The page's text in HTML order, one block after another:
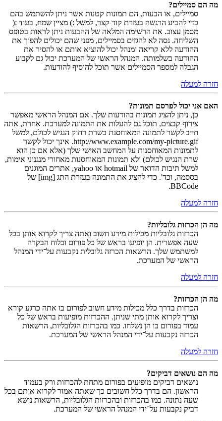
מה הם סמיילים?
סמיילים, או הבעות, הם תמונות קטנות אשר ניתן להשתמש בהם
כדי להביע הרגשה בעזרת קוד קצר, למשל :) מציין שמח, בעוד :(
מסמן עצוב. את הרשימה המלאה של ההבעות ניתן לראות בטופס
השליחה. נסה לא להגזים בסמיילים, מפני שהם יכולים להפוך את
ההודעה ללא קריאה ומנהל יכול להוציא אותם או להסיר את
ההודעה בשלמותה. המנהל הראשי של המערכת יכול גם לקבוע
הגבלה למספר הסמיילים אשר תוכל להוסיף להודעות.
חזרה למעלה
האם אני יכול לפרסם תמונות?
כן, ניתן להציג תמונות בהודעות שלך. אם המנהל הראשי מאפשר
צירוף קבצים, תוכל גם להעלות את התמונה למערכת. אחרת, אתה
חייב לקשר לתמונה המאוחסנת בשרת רחוק הנגיש לכולם, למשל
http://www.example.com/my-picture.gif. אינך יכול לקשר
לתמונות המאוחסנות על המחשב האישי שלך (אלא אם כן הוא
שרת הנגיש לכולם) ולא תמונות המאוחסנות מאחורי מנגנוני אימות,
למשל תיבות הדואר של hotmail או yahoo, אתרים המוגנים
בססמה, וכד'. כדי להציג את התמונה בעזרת התג [img] של
BBCode.
חזרה למעלה
מה הן הכרזות גלובליות?
הכרזות גלובליות מכילות מידע חשוב ואתה צריך לקרוא אותן בכל
שעה אפשרית. הן יופיעו בראש של כל פורום ובלוח הבקרה
למשתמש שלך. הרשאות הכרזה גלובלית נקבעות על־ידי המנהל
הראשי של המערכת.
חזרה למעלה
מה הן הכרזות?
הכרזות בדרך כלל מכילות מידע חשוב לפורום בו אתה כרגע קורא
וצריך לקרוא אותן מתי שניתן. ההכרזות מופיעות בראש של כל
עמוד בפורום בו הן נשלחו. כמו בהכרזות הגלובליות, הרשאות
הכרזה נקבעות על־ידי המנהל הראשי של המערכת.
חזרה למעלה
מה הם נושאים דביקים?
נושאים דביקים מופיעים בפורום מתחת להכרזות ורק בעמוד
הראשון. הם בדרך כלל חשובים כך שאתה אמור לקרוא אותם בכל
שעה נתונה. כמו בהכרזות ובהכרזות הגלובליות, הרשאות נושא
דביק נקבעות על־ידי המנהל הראשי של המערכת.